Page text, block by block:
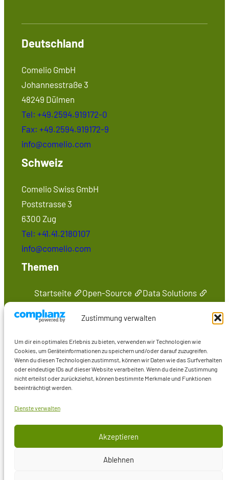
Zustimmung verwalten
Um dir ein optimales Erlebnis zu bieten, verwenden wir Technologien wie
Cookies, um Geräteinformationen zu speichern und/oder darauf zuzugreifen.
Wenn du diesen Technologien zustimmst, können wir Daten wie das Surfverhalten
oder eindeutige IDs auf dieser Website verarbeiten. Wenn du deine Zustimmung
nicht erteilst oder zurückziehst, können bestimmte Merkmale und Funktionen
beeinträchtigt werden.
Dienste verwalten
Akzeptieren
Ablehnen
Deutschland
Comelio GmbH
Johannesstraße 3
48249 Dülmen
Tel: +49.2594.919172-0
Fax: +49.2594.919172-9
info@comelio.com
Schweiz
Comelio Swiss GmbH
Poststrasse 3
6300 Zug
Tel: +41.41.2180107
info@comelio.com
Themen
Startseite Open-Source
Data Solutions
Präsenzen im Web
Marcus Wiederstein
Marco Skulschus
Seminare
Medien